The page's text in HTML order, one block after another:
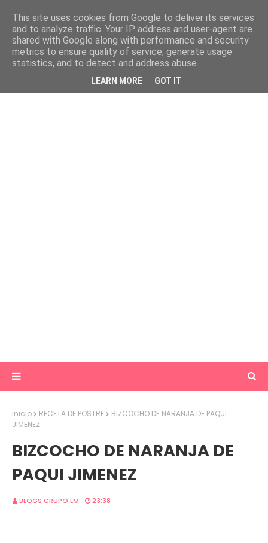
Inicio RECETA DE POSTRE
BIZCOCHO DE NARANJA DE PAQUI
JIMENEZ
BIZCOCHO DE NARANJA DE
PAQUI JIMENEZ
BLOGS GRUPO LM 23:38
This site uses cookies from Google to deliver its services
and to analyze traffic. Your IP address and user-agent are
shared with Google along with performance and security
metrics to ensure quality of service, generate usage
statistics, and to detect and address abuse.
LEARN MORE GOT IT